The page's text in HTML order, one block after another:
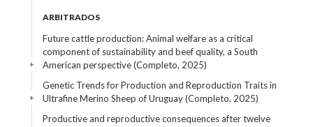
ARBITRADOS
Future cattle production: Animal welfare as a critical
component of sustainability and beef quality, a South
American perspective (Completo, 2025)
+
Genetic Trends for Production and Reproduction Traits in
Ultrafine Merino Sheep of Uruguay (Completo, 2025)
+
Productive and reproductive consequences after twelve